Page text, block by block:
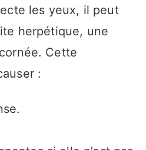
les yeux, il peut
herpétique, une
Cette
: